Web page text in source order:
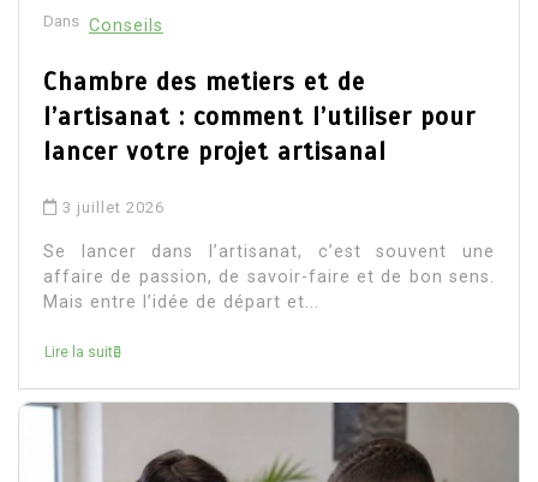
Dans Conseils
Chambre des metiers et de
l’artisanat : comment l’utiliser pour
lancer votre projet artisanal
3 juillet 2026
Se lancer dans l’artisanat, c’est souvent une
affaire de passion, de savoir-faire et de bon sens.
Mais entre l’idée de départ et...
Lire la suite